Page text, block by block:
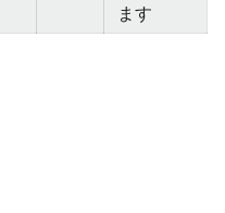
ます